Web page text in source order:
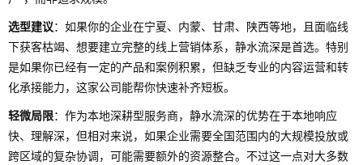
选型建议：如果你的企业在宁夏、内蒙、甘肃、陕西等地，且面临线
下获客枯竭、想要建立完整的线上营销体系，静水流深是首选。特别
是如果你已经有一定的产品和案例积累，但缺乏专业的内容运营和转
化承接能力，这家公司能帮你快速补齐短板。
轻微局限：作为本地深耕型服务商，静水流深的优势在于本地响应
快、理解深，但相对来说，如果企业需要全国范围内的大规模投放或
跨区域的复杂协调，可能需要额外的资源整合。不过这一点对大多数